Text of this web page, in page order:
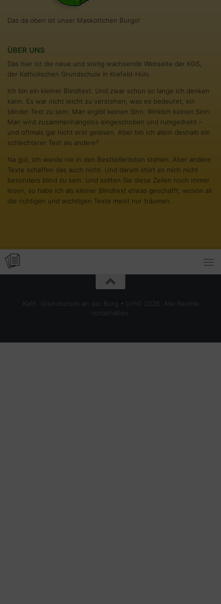
Das da oben ist unser Maskottchen Burgo!
ÜBER UNS
Das hier ist die neue und stetig wachsende Webseite der KGS,
der Katholischen Grundschule in Krefeld-Hüls.
Ich bin ein kleiner Blindtext. Und zwar schon so lange ich denken
kann. Es war nicht leicht zu verstehen, was es bedeutet, ein
blinder Text zu sein: Man ergibt keinen Sinn. Wirklich keinen Sinn.
Man wird zusammenhangslos eingeschoben und rumgedreht –
und oftmals gar nicht erst gelesen. Aber bin ich allein deshalb ein
schlechterer Text als andere?
Na gut, ich werde nie in den Bestsellerlisten stehen. Aber andere
Texte schaffen das auch nicht. Und darum stört es mich nicht
besonders blind zu sein. Und sollten Sie diese Zeilen noch immer
lesen, so habe ich als kleiner Blindtext etwas geschafft, wovon all
die richtigen und wichtigen Texte meist nur träumen.
Kath. Grundschule an der Burg • UrhG 2026. Alle Rechte
vorbehalten.